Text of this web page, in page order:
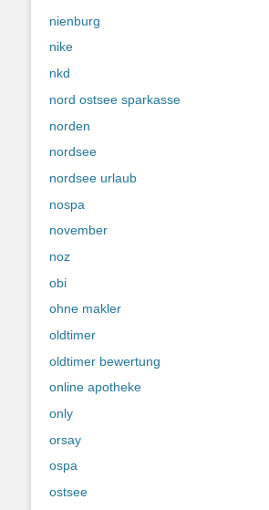
nienburg
nike
nkd
nord ostsee sparkasse
norden
nordsee
nordsee urlaub
nospa
november
noz
obi
ohne makler
oldtimer
oldtimer bewertung
online apotheke
only
orsay
ospa
ostsee